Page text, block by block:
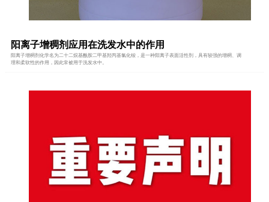
阳离子增稠剂应用在洗发水中的作用
阳离子增稠剂化学名为二十二烷基酰胺二甲基羟丙基氯化铵，是一种阳离子表面活性剂，具有较强的增稠、调
理和柔软性的作用，因此常被用于洗发水中。